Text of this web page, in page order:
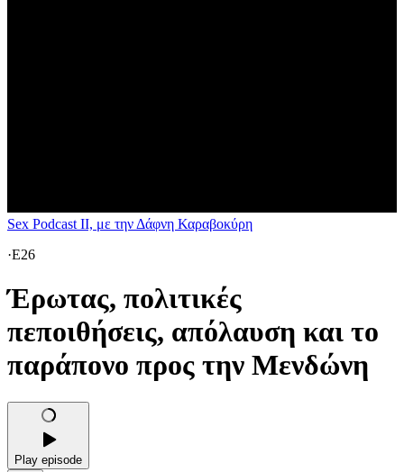
Sex Podcast II, με την Δάφνη Καραβοκύρη
·E26
Έρωτας, πολιτικές
πεποιθήσεις, απόλαυση και το
παράπονο προς την Μενδώνη
Play episode